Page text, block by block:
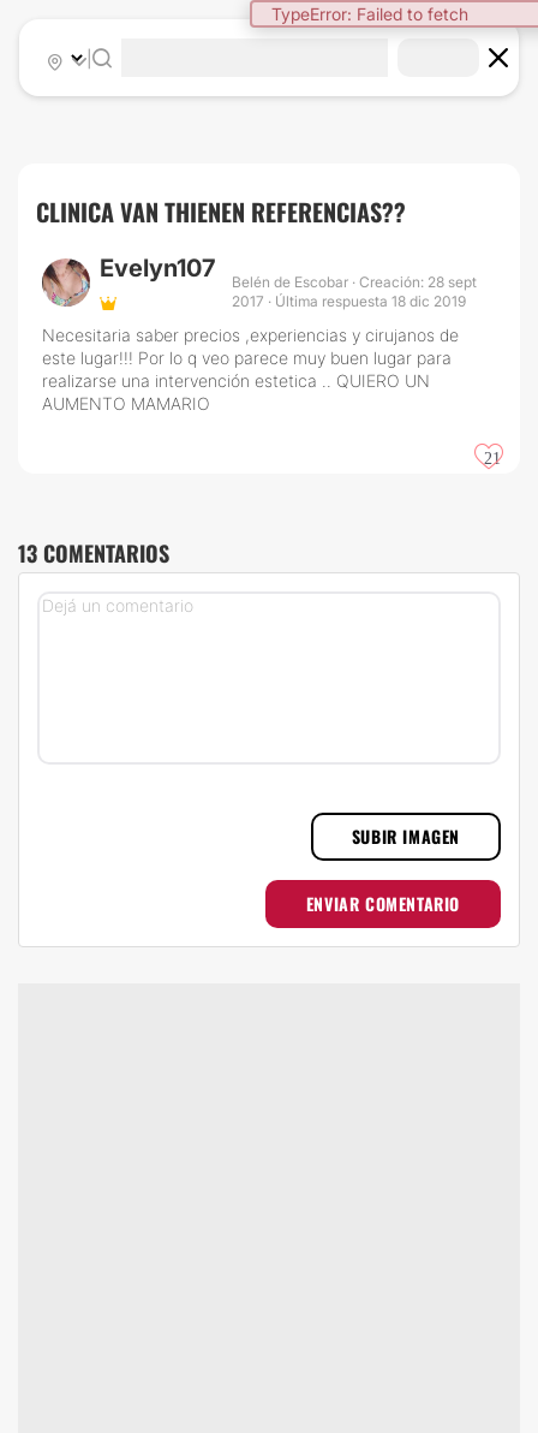
TypeError: Failed to fetch
|
CLINICA VAN THIENEN REFERENCIAS??
Evelyn107
Belén de Escobar · Creación: 28 sept
2017 · Última respuesta 18 dic 2019
Necesitaria saber precios ,experiencias y cirujanos de
este lugar!!! Por lo q veo parece muy buen lugar para
realizarse una intervención estetica .. QUIERO UN
AUMENTO MAMARIO
21
13 COMENTARIOS
SUBIR IMAGEN
ENVIAR COMENTARIO